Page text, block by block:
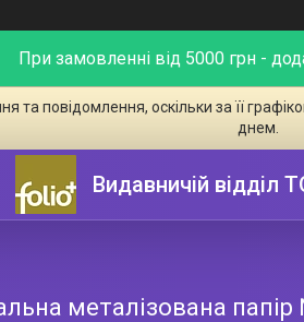
При замовленні від 5000 грн -
та повідомлення, оскільки за її
днем.
Видавничій
металізована